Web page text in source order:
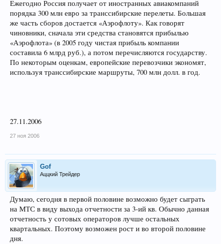
Ежегодно Россия получает от иностранных авиакомпаний
порядка 300 млн евро за транссибирские перелеты. Большая
же часть сборов достается «Аэрофлоту». Как говорят
чиновники, сначала эти средства становятся прибылью
«Аэрофлота» (в 2005 году чистая прибыль компании
составила 6 млрд руб.), а потом перечисляются государству.
По некоторым оценкам, европейские перевозчики экономят,
используя транссибирские маршруты, 700 млн долл. в год.
27.11.2006
27 ноя 2006
Gof
Аццкий Трейдер
Думаю, сегодня в первой половине возможно будет сыграть
на МТС в виду выхода отчетности за 3-ий кв. Обычно данная
отчетность у сотовых операторов лучше остальных
квартальных. Поэтому возможен рост и во второй половине
дня.